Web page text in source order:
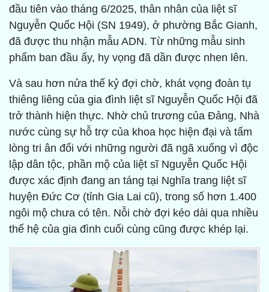
đầu tiên vào tháng 6/2025, thân nhân của liệt sĩ
Nguyễn Quốc Hội (SN 1949), ở phường Bắc Gianh,
đã được thu nhận mẫu ADN. Từ những mẫu sinh
phẩm ban đầu ấy, hy vọng đã dần được nhen lên.
Và sau hơn nửa thế kỷ đợi chờ, khát vọng đoàn tụ
thiêng liêng của gia đình liệt sĩ Nguyễn Quốc Hội đã
trở thành hiện thực. Nhờ chủ trương của Đảng, Nhà
nước cùng sự hỗ trợ của khoa học hiện đại và tấm
lòng tri ân đối với những người đã ngã xuống vì độc
lập dân tộc, phần mộ của liệt sĩ Nguyễn Quốc Hội
được xác định đang an táng tại Nghĩa trang liệt sĩ
huyện Đức Cơ (tỉnh Gia Lai cũ), trong số hơn 1.400
ngôi mộ chưa có tên. Nỗi chờ đợi kéo dài qua nhiều
thế hệ của gia đình cuối cùng cũng được khép lại.